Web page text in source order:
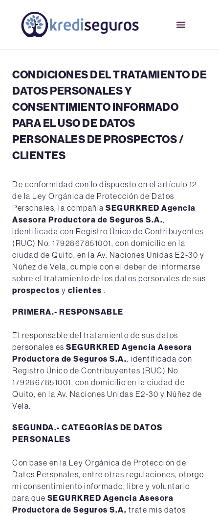
CONDICIONES DEL TRATAMIENTO DE
DATOS PERSONALES Y
CONSENTIMIENTO INFORMADO
PARA EL USO DE DATOS
PERSONALES DE PROSPECTOS /
CLIENTES
De conformidad con lo dispuesto en el artículo 12
de la Ley Orgánica de Protección de Datos
Personales, la compañía SEGURKRED Agencia
Asesora Productora de Seguros S.A.,
identificada con Registro Único de Contribuyentes
(RUC) No. 1792867851001, con domicilio en la
ciudad de Quito, en la Av. Naciones Unidas E2-30 y
Núñez de Vela, cumple con el deber de informarse
sobre el tratamiento de los datos personales de sus
prospectos y clientes .
PRIMERA.- RESPONSABLE
El responsable del tratamiento de sus datos
personales es SEGURKRED Agencia Asesora
Productora de Seguros S.A., identificada con
Registro Único de Contribuyentes (RUC) No.
1792867851001, con domicilio en la ciudad de
Quito, en la Av. Naciones Unidas E2-30 y Núñez de
Vela.
SEGUNDA.- CATEGORÍAS DE DATOS
PERSONALES
Con base en la Ley Orgánica de Protección de
Datos Personales, entre otras regulaciones, otorgo
mi consentimiento informado, libre y voluntario
para que SEGURKRED Agencia Asesora
Productora de Seguros S.A. trate mis datos